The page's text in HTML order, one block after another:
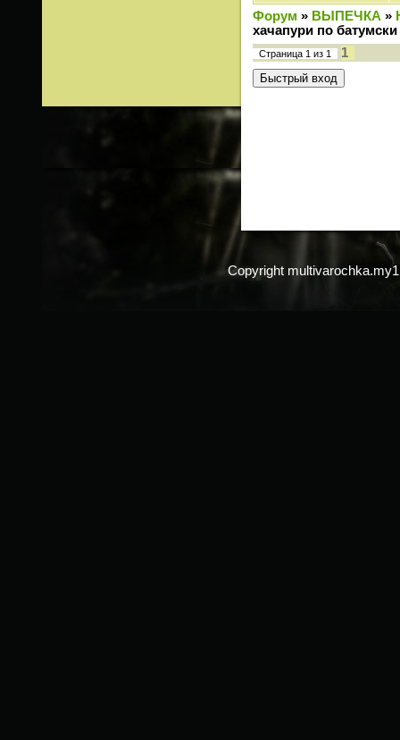
Форум » ВЫПЕЧКА »
хачапури по батумски
Страница 1 из 1 1
Copyright